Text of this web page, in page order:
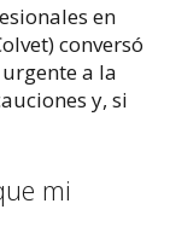
en
conversó
a la
y, si
mi